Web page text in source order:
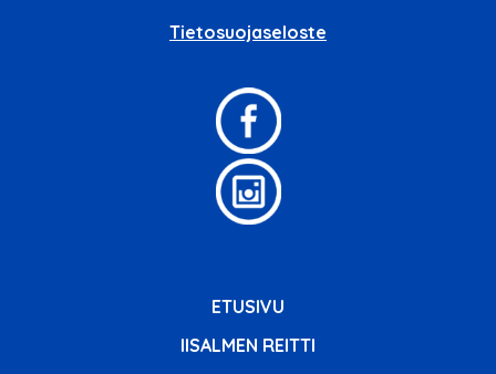
Tietosuojaseloste
ETUSIVU
IISALMEN REITTI